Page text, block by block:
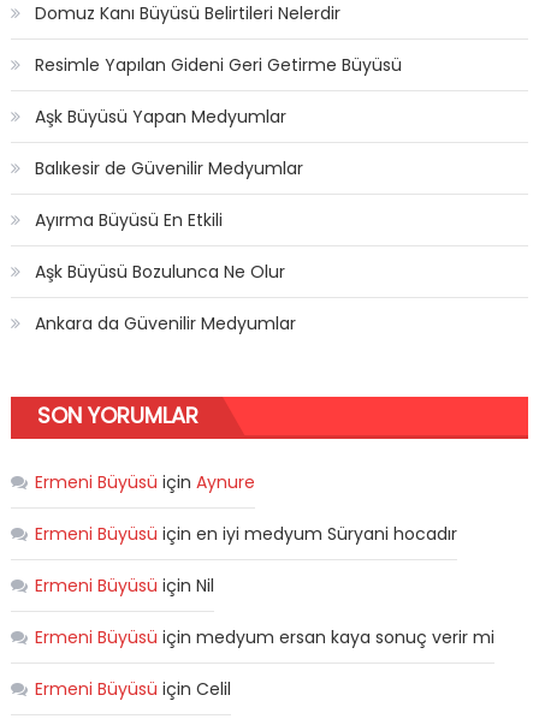
Domuz Kanı Büyüsü Belirtileri Nelerdir
Resimle Yapılan Gideni Geri Getirme Büyüsü
Aşk Büyüsü Yapan Medyumlar
Balıkesir de Güvenilir Medyumlar
Ayırma Büyüsü En Etkili
Aşk Büyüsü Bozulunca Ne Olur
Ankara da Güvenilir Medyumlar
SON YORUMLAR
Ermeni Büyüsü için Aynure
Ermeni Büyüsü için en iyi medyum Süryani hocadır
Ermeni Büyüsü için Nil
Ermeni Büyüsü için medyum ersan kaya sonuç verir mi
Ermeni Büyüsü için Celil